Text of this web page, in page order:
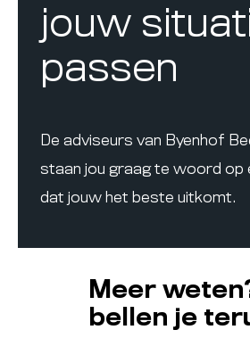
jouw
passen
De adviseurs van Byenhof
staan jou graag te woord op
dat jouw het beste uitkomt.
Meer
bellen je